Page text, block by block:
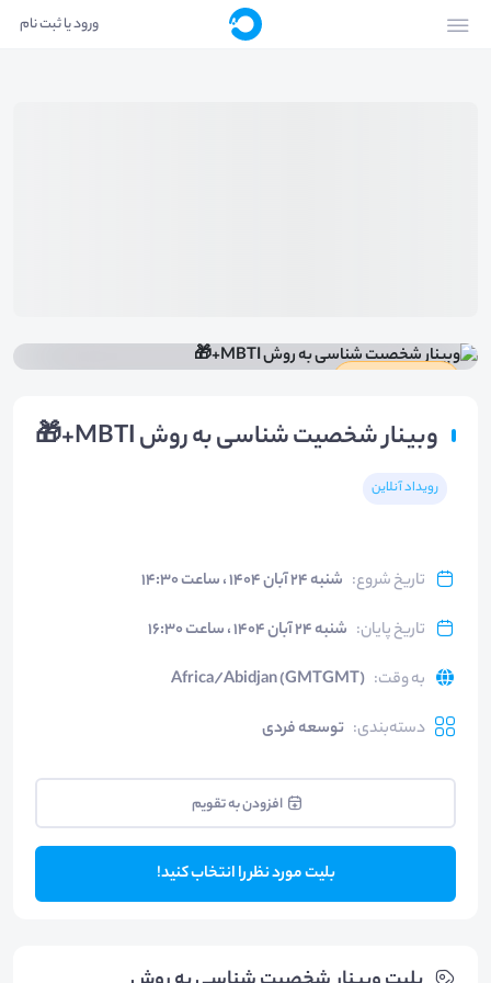
ورود یا ثبت نام
وبینار شخصیت شناسی به روش MBTI+🎁
رویداد آنلاین
تاریخ شروع: شنبه ۲۴ آبان ۱۴۰۴ ، ساعت ۱۴:۳۰
تاریخ پایان: شنبه ۲۴ آبان ۱۴۰۴ ، ساعت ۱۶:۳۰
به وقت:
Africa/Abidjan (GMTGMT)
دسته‌بندی: توسعه فردی
افزودن به تقویم
بلیت مورد نظر را انتخاب کنید!